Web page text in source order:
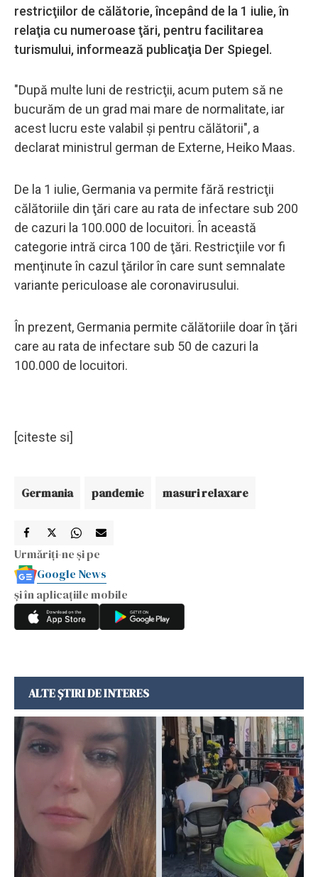
restricţiilor de călătorie, începând de la 1 iulie, în
relaţia cu numeroase ţări, pentru facilitarea
turismului, informează publicaţia Der Spiegel.
"După multe luni de restricţii, acum putem să ne
bucurăm de un grad mai mare de normalitate, iar
acest lucru este valabil şi pentru călătorii", a
declarat ministrul german de Externe, Heiko Maas.
De la 1 iulie, Germania va permite fără restricţii
călătoriile din ţări care au rata de infectare sub 200
de cazuri la 100.000 de locuitori. În această
categorie intră circa 100 de ţări. Restricţiile vor fi
menţinute în cazul ţărilor în care sunt semnalate
variante periculoase ale coronavirusului.
În prezent, Germania permite călătoriile doar în ţări
care au rata de infectare sub 50 de cazuri la
100.000 de locuitori.
[citeste si]
Germania pandemie masuri relaxare
Urmăriți-ne și pe
Google News
și în aplicațiile mobile
ALTE ȘTIRI DE INTERES